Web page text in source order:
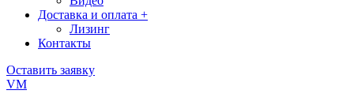
Доставка и оплата +
Лизинг
Контакты
Оставить заявку
VM